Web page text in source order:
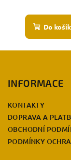
Do
INFORMACE
KONTAKTY
DOPRAVA A
OBCHODNÍ
PODMÍNKY